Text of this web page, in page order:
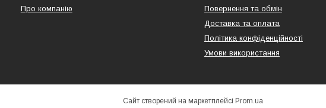
Про компанію
Повернення та обмін
Доставка та оплата
Політика конфіденційності
Умови використання
Сайт створений на маркетплейсі Prom.ua